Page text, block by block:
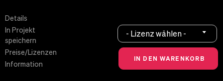
Details
In Projekt
speichern
Preise/Lizenzen
Information
- Lizenz wählen -